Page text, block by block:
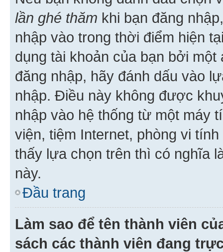
lần ghé thăm khi bạn đăng
nhập vào trong thời điểm hiện
dụng tài khoản của bạn bởi
đăng nhập, hãy đánh dấu vào
nhập. Điều này không được
nhập vào hệ thống từ một máy
viện, tiệm Internet, phòng vi
thấy lựa chọn trên thì có nghĩa
này.
Đầu trang
Làm sao để tên thành viên
sách các thành viên đang